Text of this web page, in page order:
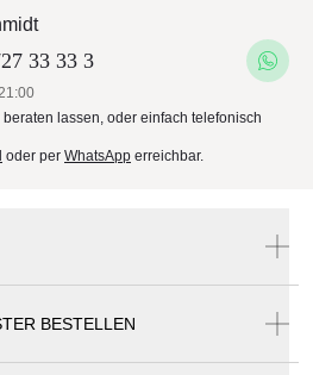
33 33 3
lassen, oder einfach telefonisch
oder per WhatsApp erreichbar.
Gartenstuhl
BESTELLEN